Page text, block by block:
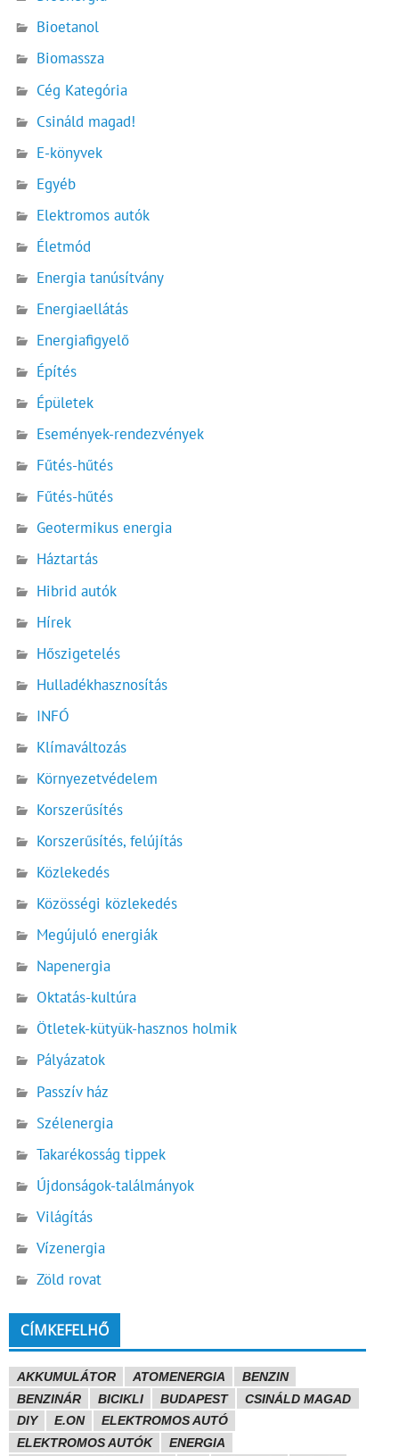
Bioetanol
Biomassza
Cég Kategória
Csináld magad!
E-könyvek
Egyéb
Elektromos autók
Életmód
Energia tanúsítvány
Energiaellátás
Energiafigyelő
Építés
Épületek
Események-rendezvények
Fűtés-hűtés
Fűtés-hűtés
Geotermikus energia
Háztartás
Hibrid autók
Hírek
Hőszigetelés
Hulladékhasznosítás
INFÓ
Klímaváltozás
Környezetvédelem
Korszerűsítés
Korszerűsítés, felújítás
Közlekedés
Közösségi közlekedés
Megújuló energiák
Napenergia
Oktatás-kultúra
Ötletek-kütyük-hasznos holmik
Pályázatok
Passzív ház
Szélenergia
Takarékosság tippek
Újdonságok-találmányok
Világítás
Vízenergia
Zöld rovat
CÍMKEFELHŐ
AKKUMULÁTOR ATOMENERGIA
BENZIN
BENZINÁR
BICIKLI BUDAPEST
CSINÁLD MAGAD
DIY
E.ON
ELEKTROMOS AUTÓ
ELEKTROMOS AUTÓK
ENERGIA